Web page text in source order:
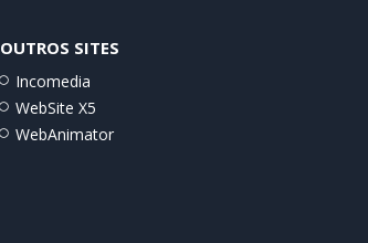
OUTROS SITES
Incomedia
WebSite X5
WebAnimator